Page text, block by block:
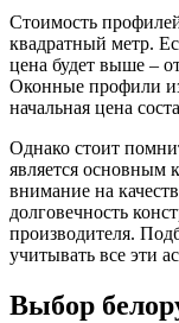
Стоимость
квадратный метр.
цена будет выше –
Оконные профили
начальная цена
Однако стоит
является основным
внимание на
долговечность
производителя.
учитывать все эти
Выбор